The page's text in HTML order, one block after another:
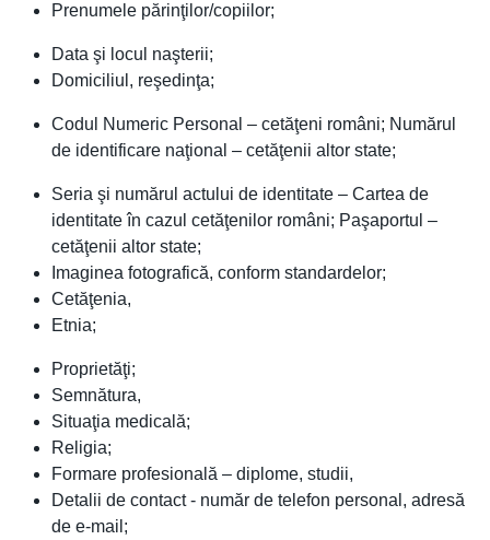
Prenumele părinţilor/copiilor;
Data şi locul naşterii;
Domiciliul, reşedinţa;
Codul Numeric Personal – cetăţeni români; Numărul
de identificare naţional – cetăţenii altor state;
Seria şi numărul actului de identitate – Cartea de
identitate în cazul cetăţenilor români; Paşaportul –
cetăţenii altor state;
Imaginea fotografică, conform standardelor;
Cetăţenia,
Etnia;
Proprietăţi;
Semnătura,
Situaţia medicală;
Religia;
Formare profesională – diplome, studii,
Detalii de contact - număr de telefon personal, adresă
de e-mail;